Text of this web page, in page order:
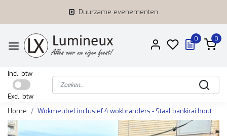
Duurzame evenementen
0 0
Incl. btw
Excl. btw
Home
Wokmeubel inclusief 4 wokbranders - Staal bankirai hout